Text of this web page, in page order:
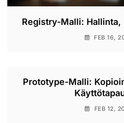
Registry-Malli:
FEB 16,
Prototype-Malli:
FEB 12,